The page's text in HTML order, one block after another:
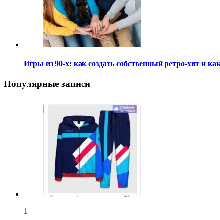
Игры из 90-х: как создать собственный ретро-хит и
Популярные записи
1